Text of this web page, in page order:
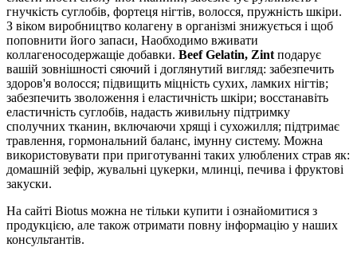
гнучкість суглобів, фортеця нігтів, волосся, пружність шкіри.
З віком виробництво колагену в організмі знижується і щоб
поповнити його запаси, Наобходимо вживати
коллагеносодержащіе добавки. Beef Gelatin, Zint подарує
вашій зовнішності сяючий і доглянутий вигляд: забезпечить
здоров'я волосся; підвищить міцність сухих, ламких нігтів;
забезпечить зволоження і еластичність шкіри; восстанавіть
еластичність суглобів, надасть живильну підтримку
сполучних тканин, включаючи хрящі і сухожилля; підтримає
травлення, гормональний баланс, імунну систему. Можна
використовувати при приготуванні таких улюблених страв як:
домашній зефір, жувальні цукерки, млинці, печива і фруктові
закуски.
На сайті Biotus можна не тільки купити і ознайомитися з
продукцією, але також отримати повну інформацію у наших
консультантів.